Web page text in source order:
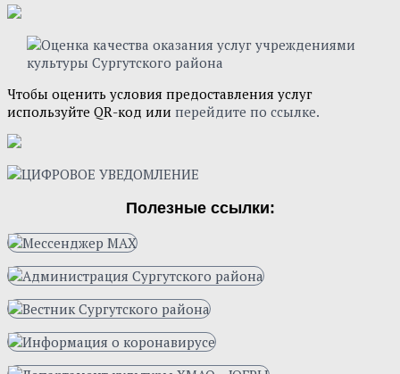
Чтобы оценить условия предоставления услуг
используйте QR-код или перейдите по ссылке.
Полезные ссылки: